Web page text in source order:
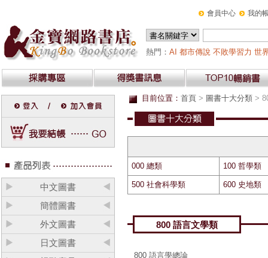
會員中心 我的
熱門： AI 都市傳說 不敗學習力 世
中文圖書
簡體圖書
外文圖書
日文圖書
目前位置： 首頁 > 圖書十大分類 >
000 總類 100 哲學類
500 社會科學類 600 史地類
800 語言文學類
800 語言學總論